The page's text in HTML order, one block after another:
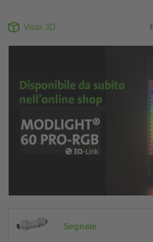
Vista 3D
Segnale